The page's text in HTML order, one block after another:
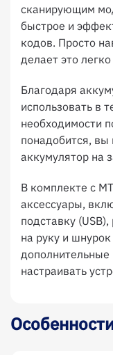
сканирующим
быстрое и
кодов. Просто
делает это
Благодаря
использовать в
необходимости
понадобится, вы
аккумулятор на
В комплекте с
аксессуары,
подставку
на руку и
дополнительные
настраивать